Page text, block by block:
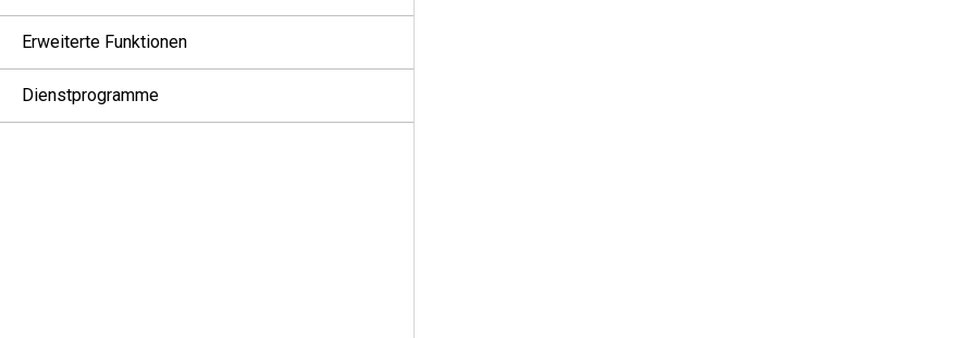
Erweiterte Funktionen
Dienstprogramme